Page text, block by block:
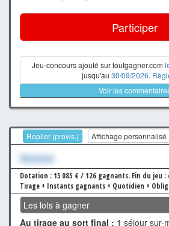
Participer
Jeu-concours ajouté sur toutgagner.com
jusqu'au 30/09/2026.
Voir les
Replier (provis.) Affichage personnalisé
Xxxxxxx
Dotation : 15 085 € / 126 gagnants. Fin du jeu
Tirage + Instants gagnants + Quotidien +
Les lots à gagner
Au tirage au sort final : 1 séjour sur-